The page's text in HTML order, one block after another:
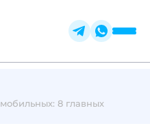
8 главных